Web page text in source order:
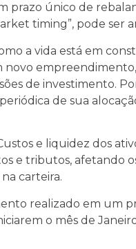
prazo único de
timing”, pode ser
a vida está em
novo
de investimento.
de sua
e liquidez dos
e tributos, afetando
carteira.
realizado em um
o mês de